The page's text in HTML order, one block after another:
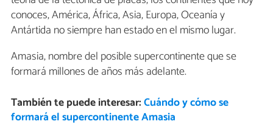
conoces, América, África, Asia, Europa, Oceanía y
Antártida no siempre han estado en el mismo lugar.
Amasia, nombre del posible supercontinente que se
formará millones de años más adelante.
También te puede interesar:Cuándo y cómo se
formará el supercontinente Amasia